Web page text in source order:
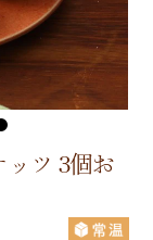
ツ 3個お